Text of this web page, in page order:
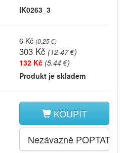
IK0263_3
6 Kč (0.25 €)
303 Kč (12.47 €)
132 Kč (5.44 €)
Produkt je skladem
KOUPIT
Nezávazně POPTAT